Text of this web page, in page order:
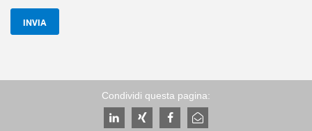
INVIA
Condividi questa pagina: